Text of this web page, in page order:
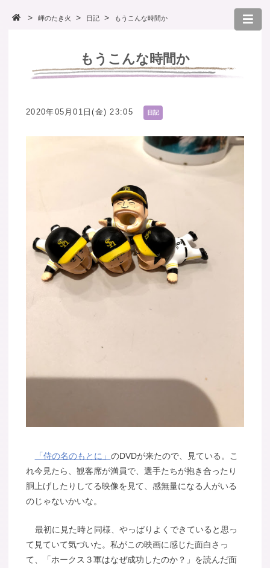
岬のたき火 日記 もうこんな時間か
もうこんな時間か
2020年05月01日(金) 23:05 日記
「侍の名のもとに」 のDVDが来たので、見ている。こ
れ今見たら、観客席が満員で、選手たちが抱き合ったり
胴上げしたりしてる映像を見て、感無量になる人がいる
のじゃないかいな。
最初に見た時と同様、やっぱりよくできていると思っ
て見ていて気づいた。私がこの映画に感じた面白さっ
て、「ホークス３軍はなぜ成功したのか？」を読んだ面